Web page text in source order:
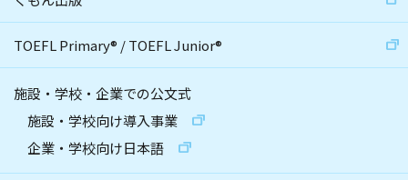
TOEFL Primary® /TOEFL Junior®
施設・学校・企業での公文式
施設・学校向け導入事業
企業・学校向け日本語